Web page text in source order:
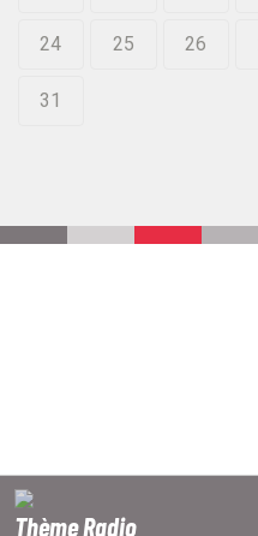
24 25 26
31
Thème Radio